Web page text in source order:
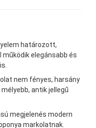
határozott,
elegánsabb és
nem fényes, harsány
antik jellegű
megjelenés modern
markolatnak.